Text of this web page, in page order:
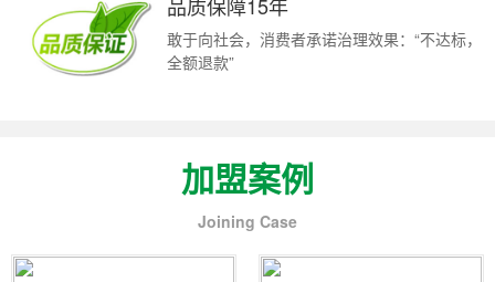
品质保障15年
敢于向社会，消费者承诺治理效果：“不达标，
全额退款”
加盟案例
Joining Case